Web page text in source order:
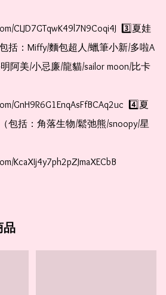
CLJD7GTqwK49l7N9Coqi4J  3️⃣夏娃
括：Miffy/麵包超人/蠟筆小新/多啦A
阿美/小忌廉/龍貓/sailor moon/比卡
GnH9R6G1EnqAsFfBCAq2uc  4️⃣夏
包括：角落生物/鬆弛熊/snoopy/星
KcaXIj4y7ph2pZJmaXECbB
品